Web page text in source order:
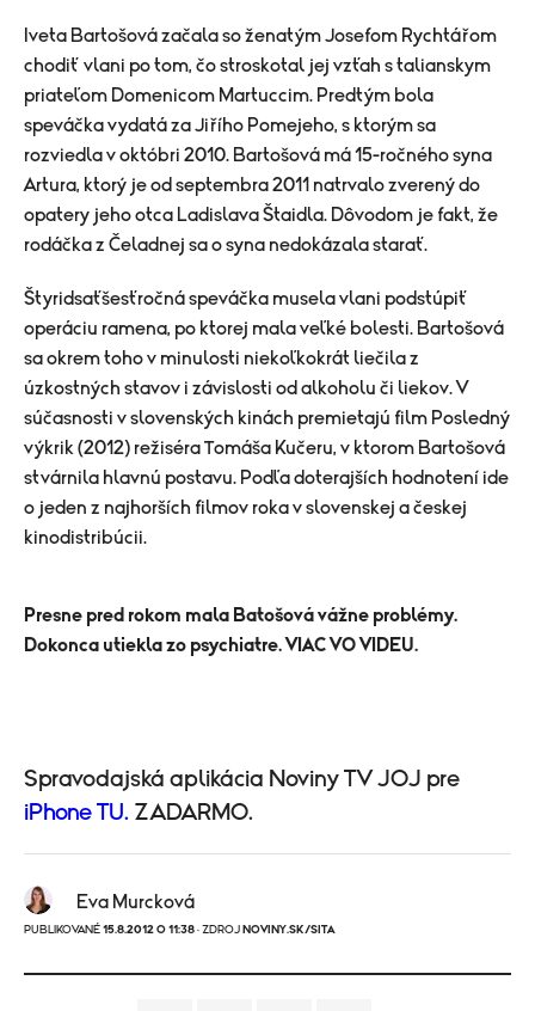
Iveta Bartošová začala so ženatým Josefom Rychtářom
chodiť vlani po tom, čo stroskotal jej vzťah s talianskym
priateľom Domenicom Martuccim. Predtým bola
speváčka vydatá za Jiřího Pomejeho, s ktorým sa
rozviedla v októbri 2010. Bartošová má 15-ročného syna
Artura, ktorý je od septembra 2011 natrvalo zverený do
opatery jeho otca Ladislava Štaidla. Dôvodom je fakt, že
rodáčka z Čeladnej sa o syna nedokázala starať.
Štyridsaťšesťročná speváčka musela vlani podstúpiť
operáciu ramena, po ktorej mala veľké bolesti. Bartošová
sa okrem toho v minulosti niekoľkokrát liečila z
úzkostných stavov i závislosti od alkoholu či liekov. V
súčasnosti v slovenských kinách premietajú film Posledný
výkrik (2012) režiséra Tomáša Kučeru, v ktorom Bartošová
stvárnila hlavnú postavu. Podľa doterajších hodnotení ide
o jeden z najhorších filmov roka v slovenskej a českej
kinodistribúcii.
Presne pred rokom mala Batošová vážne problémy.
Dokonca utiekla zo psychiatre. VIAC VO VIDEU.
Spravodajská aplikácia Noviny TV JOJ pre
iPhone TU. ZADARMO.
Eva Murcková
PUBLIKOVANÉ 15.8.2012 O 11:38 · ZDROJ NOVINY.SK/SITA